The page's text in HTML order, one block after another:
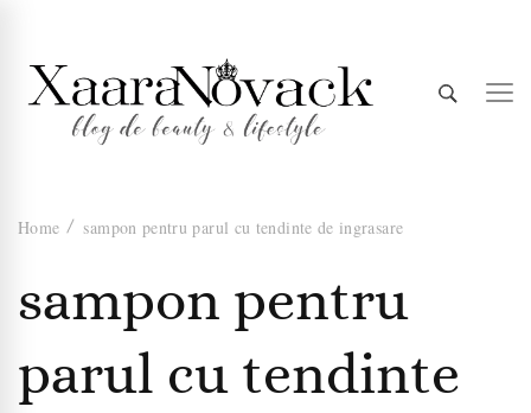
Xaara
Novack
Home sampon pentru parul cu tendinte de ingrasare
sampon pentru
parul cu tendinte